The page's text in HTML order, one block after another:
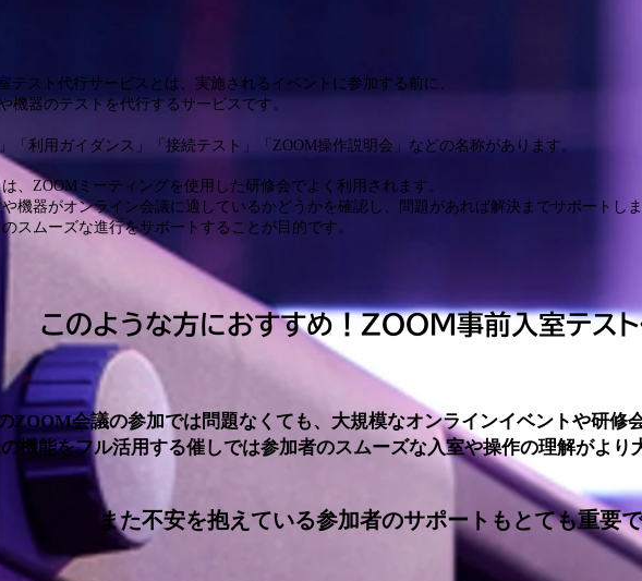
テスト代行サービスとは、実施されるイベントに参加する前に、
機器のテストを代行するサービスです。
「利用ガイダンス」「接続テスト」「ZOOM操作説明会」などの名称があります。
、ZOOMミーティングを使用した研修会でよく利用されます。
機器がオンライン会議に適しているかどうかを確認し、問題があれば解決までサポートし
スムーズな進行をサポートすることが目的です。
このような方におすすめ！ZOOM事前入室テス
ZOOM会議の参加では問題なくても、大規模なオンラインイベントや研修
機能をフル活用する催しでは参加者のスムーズな入室や操作の理解がより
また不安を抱えている参加者のサポートもとても重要